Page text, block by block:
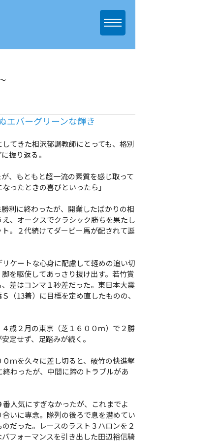
エバーグリーンな輝き
てきた相沢郁調教師にとっても、格別
振り返る。
、もともと超一流の素質を感じ取って
ったときの喜びといったら」
利に終わったが、開業したばかりの相
、オークスでクラシック勝ちを果たし
。２代続けてダービー馬が配されて誕
ケートな心身に配慮して軽めの追い切
を駆使してあっさり抜け出す。若竹賞
差はコンマ１秒差だった。東日本大震
（13着）に目標を定め直したものの、
歳２月の東京（芝１６００ｍ）で２勝
定せず、足踏みが続く。
ｍを久々に差し切ると、破竹の快進撃
わったが、中間に蹄のトラブルがあ
人気にすぎなかったが、これまでよ
いに専念。隊列の後ろで息を潜めてい
だった。レースのラスト３ハロンを２
フォーマンスを引き出した田辺裕信騎